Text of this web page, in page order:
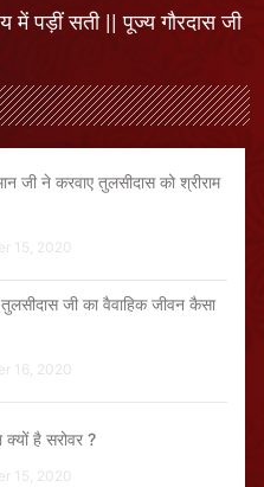
में पड़ीं सती || पूज्य गौरदास जी
जी ने करवाए तुलसीदास को श्रीराम
15, 2020
तुलसीदास जी का वैवाहिक जीवन कैसा
16, 2020
क्यों है सरोवर ?
15, 2020